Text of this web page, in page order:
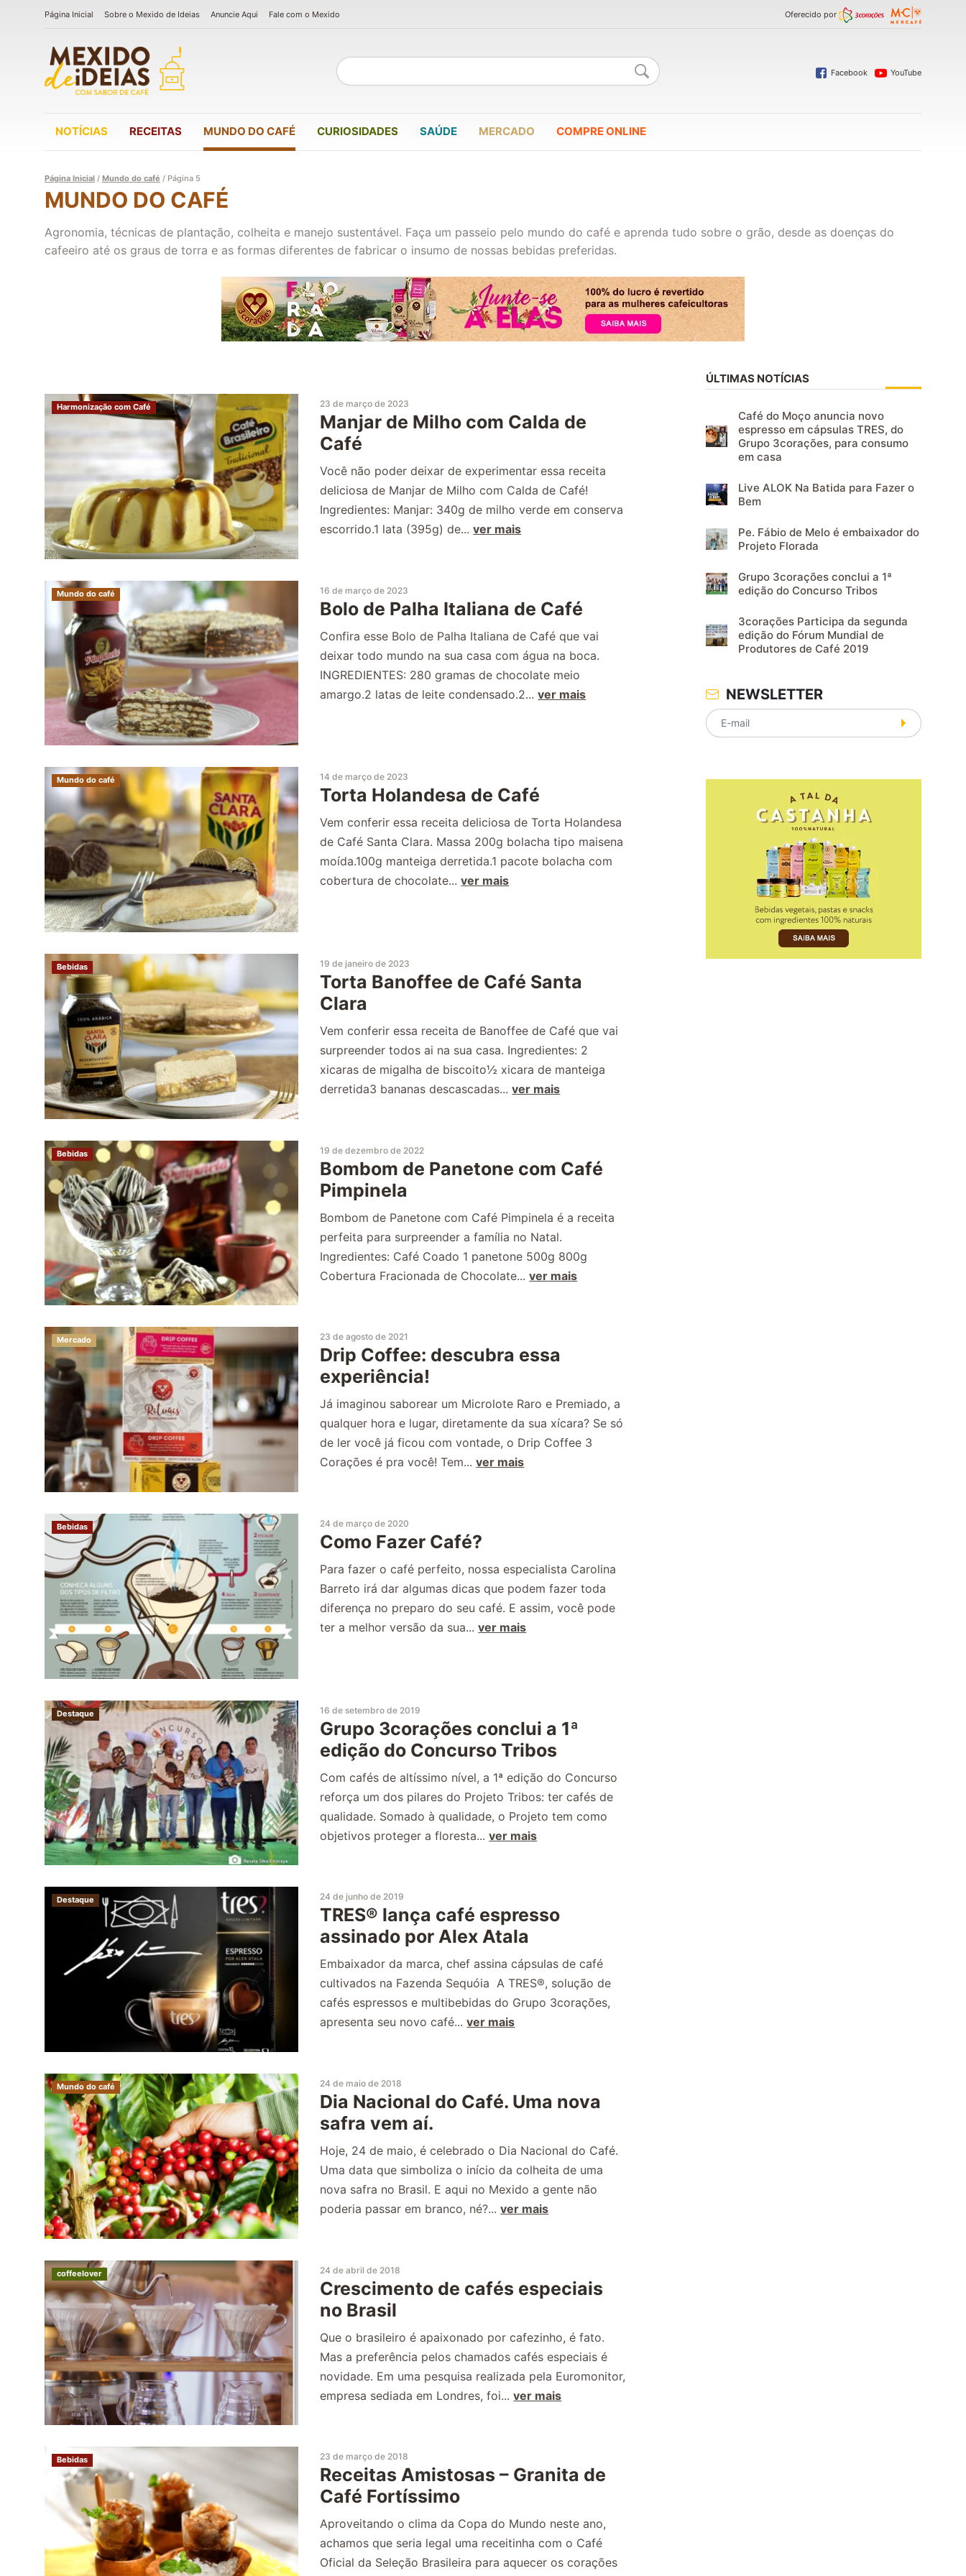
Página Inicial Sobre o Mexido de Ideias Anuncie Aqui Fale com o Mexido Oferecido por
Facebook YouTube
NOTÍCIAS RECEITAS MUNDO DO CAFÉ CURIOSIDADES SAÚDE MERCADO COMPRE ONLINE
Página Inicial / Mundo do café / Página 5
MUNDO DO CAFÉ
Agronomia, técnicas de plantação, colheita e manejo sustentável. Faça um passeio pelo mundo do café e aprenda tudo sobre o grão, desde as doenças do
cafeeiro até os graus de torra e as formas diferentes de fabricar o insumo de nossas bebidas preferidas.
Harmonização com Café 23 de março de 2023
Manjar de Milho com Calda de
Café
Você não poder deixar de experimentar essa receita
deliciosa de Manjar de Milho com Calda de Café!
Ingredientes: Manjar: 340g de milho verde em conserva
escorrido.1 lata (395g) de...ver mais
Mundo do café 16 de março de 2023
Bolo de Palha Italiana de Café
Confira esse Bolo de Palha Italiana de Café que vai
deixar todo mundo na sua casa com água na boca.
INGREDIENTES: 280 gramas de chocolate meio
amargo.2 latas de leite condensado.2...ver mais
Mundo do café 14 de março de 2023
Torta Holandesa de Café
Vem conferir essa receita deliciosa de Torta Holandesa
de Café Santa Clara. Massa 200g bolacha tipo maisena
moída.100g manteiga derretida.1 pacote bolacha com
cobertura de chocolate...ver mais
Bebidas 19 de janeiro de 2023
Torta Banoffee de Café Santa
Clara
Vem conferir essa receita de Banoffee de Café que vai
surpreender todos ai na sua casa. Ingredientes: 2
xicaras de migalha de biscoito½ xicara de manteiga
derretida3 bananas descascadas...ver mais
Bebidas 19 de dezembro de 2022
Bombom de Panetone com Café
Pimpinela
Bombom de Panetone com Café Pimpinela é a receita
perfeita para surpreender a família no Natal.
Ingredientes: Café Coado 1 panetone 500g 800g
Cobertura Fracionada de Chocolate...ver mais
Mercado 23 de agosto de 2021
Drip Coffee: descubra essa
experiência!
Já imaginou saborear um Microlote Raro e Premiado, a
qualquer hora e lugar, diretamente da sua xícara? Se só
de ler você já ficou com vontade, o Drip Coffee 3
Corações é pra você! Tem...ver mais
Bebidas 24 de março de 2020
Como Fazer Café?
Para fazer o café perfeito, nossa especialista Carolina
Barreto irá dar algumas dicas que podem fazer toda
diferença no preparo do seu café. E assim, você pode
ter a melhor versão da sua...ver mais
Destaque 16 de setembro de 2019
Grupo 3corações conclui a 1ª
edição do Concurso Tribos
Com cafés de altíssimo nível, a 1ª edição do Concurso
reforça um dos pilares do Projeto Tribos: ter cafés de
qualidade. Somado à qualidade, o Projeto tem como
objetivos proteger a floresta...ver mais
Destaque 24 de junho de 2019
TRES® lança café espresso
assinado por Alex Atala
Embaixador da marca, chef assina cápsulas de café
cultivados na Fazenda Sequóia A TRES®, solução de
cafés espressos e multibebidas do Grupo 3corações,
apresenta seu novo café...ver mais
Mundo do café 24 de maio de 2018
Dia Nacional do Café. Uma nova
safra vem aí.
Hoje, 24 de maio, é celebrado o Dia Nacional do Café.
Uma data que simboliza o início da colheita de uma
nova safra no Brasil. E aqui no Mexido a gente não
poderia passar em branco, né?...ver mais
coffeelover 24 de abril de 2018
Crescimento de cafés especiais
no Brasil
Que o brasileiro é apaixonado por cafezinho, é fato.
Mas a preferência pelos chamados cafés especiais é
novidade. Em uma pesquisa realizada pela Euromonitor,
empresa sediada em Londres, foi...ver mais
Bebidas 23 de março de 2018
Receitas Amistosas – Granita de
Café Fortíssimo
Aproveitando o clima da Copa do Mundo neste ano,
achamos que seria legal uma receitinha com o Café
Oficial da Seleção Brasileira para aquecer os corações
ÚLTIMAS NOTÍCIAS
Café do Moço anuncia novo
espresso em cápsulas TRES, do
Grupo 3corações, para consumo
em casa
Live ALOK Na Batida para Fazer o
Bem
Pe. Fábio de Melo é embaixador do
Projeto Florada
Grupo 3corações conclui a 1ª
edição do Concurso Tribos
3corações Participa da segunda
edição do Fórum Mundial de
Produtores de Café 2019
NEWSLETTER